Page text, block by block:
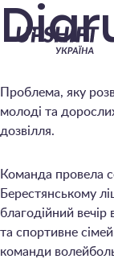
–
Проблема, яку
молоді та
дозвілля.
Команда провела
Берестянському
благодійний вечір
та спортивне
команди